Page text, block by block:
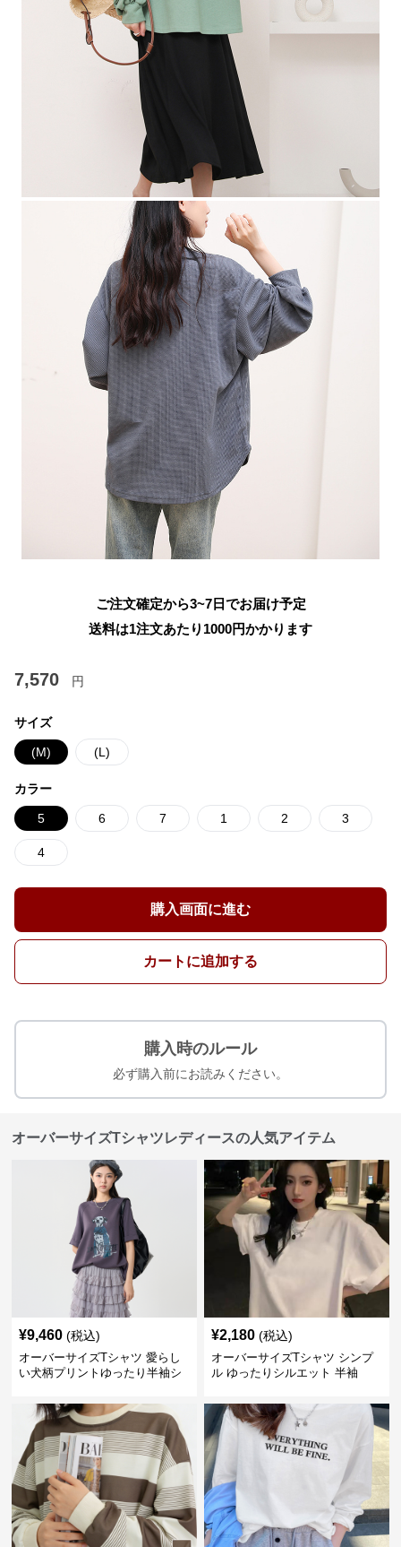
ご注文確定から3~7日でお届け予定
送料は1注文あたり 1000円かかります
7,570 円
サイズ
(M) (L)
カラー
5 6 7 1 2 3
4
購入画面に進む
カートに追加する
購入時のルール
必ず購入前にお読みください。
オーバーサイズTシャツレディースの人気アイテム
¥9,460 (税込)
オーバーサイズTシャツ 愛らし
い犬柄プリントゆったり半袖シ
¥2,180 (税込)
オーバーサイズTシャツ シンプ
ル ゆったりシルエット 半袖